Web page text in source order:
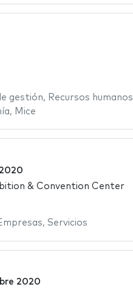
gestión, Recursos humanos
, Mice
& Convention Center
, Servicios
2020